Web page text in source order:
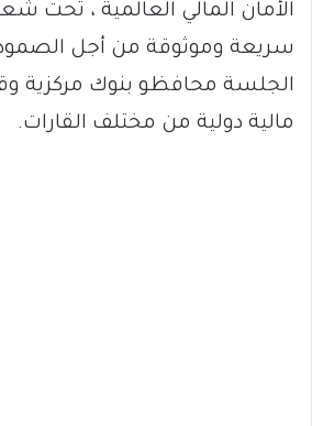
الأمان المالي العالمية ، تحت
سريعة وموثوقة من أجل
الجلسة محافظو بنوك مركزية
مالية دولية من مختلف القارات.